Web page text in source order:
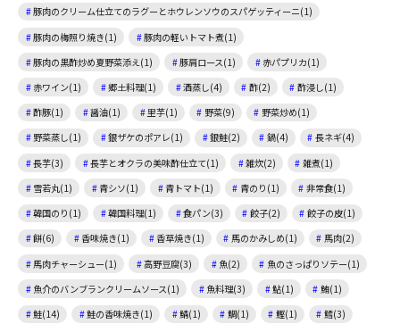
豚肉のクリーム仕立てのラグーとホウレンソウのスパゲッティーニ(1)
豚肉の梅照り焼き(1)
豚肉の軽いトマト煮(1)
豚肉の黒酢炒め夏野菜添え(1)
豚肩ロース(1)
赤パプリカ(1)
赤ワイン(1)
郷土料理(1) 酒蒸し(4) 酢(2)
酢浸し(1)
酢豚(1)
醤油(1) 里芋(1) 野菜(9)
野菜炒め(1)
野菜蒸し(1)
銀ザケのポアレ(1) 銀鮭(2) 鍋(4)
長ネギ(4)
長芋(3)
長芋とオクラの美味酢仕立て(1) 雑炊(2)
雑煮(1)
雪若丸(1)
青シソ(1) 青トマト(1) 青のり(1)
非常食(1)
韓国のり(1)
韓国料理(1) 食パン(3) 餃子(2)
餃子の皮(1)
餅(6)
香味焼き(1) 香草焼き(1) 馬のかみしめ(1)
馬肉(2)
馬肉チャーシュー(1)
高野豆腐(3) 魚(2)
魚のさっぱりソテー(1)
魚介のバンブランクリームソース(1)
魚料理(3) 鮎(1)
鮪(1)
鮭(14)
鮭の香味焼き(1) 鯖(1) 鯛(1) 鰹(1)
鱈(3)